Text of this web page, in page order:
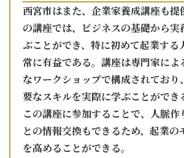
西宮市はまた、企業家養成講座も提
の講座では、ビジネスの基礎から実
ぶことができ、特に初めて起業する
常に有益である。講座は専門家によ
なワークショップで構成されており
要なスキルを実際に学ぶことができ
この講座に参加することで、人脈
との情報交換もできるため、起業の
を高めることができる。